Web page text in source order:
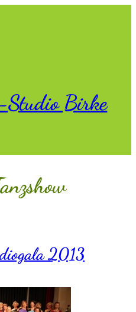
Studio Birke
2013